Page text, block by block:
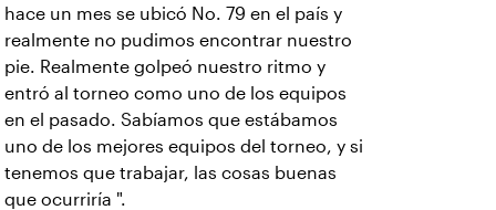
hace un mes se ubicó No. 79 en el país y
realmente no pudimos encontrar nuestro
pie. Realmente golpeó nuestro ritmo y
entró al torneo como uno de los equipos
en el pasado. Sabíamos que estábamos
uno de los mejores equipos del torneo, y si
tenemos que trabajar, las cosas buenas
que ocurriría ".